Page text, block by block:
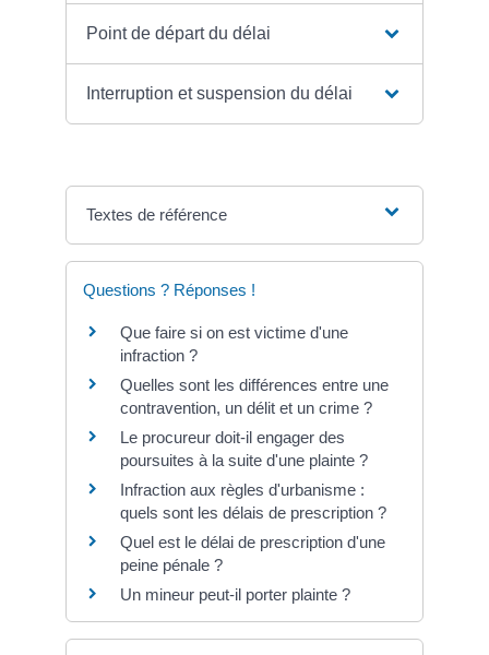
Point de départ du délai
Interruption et suspension du délai
Textes de référence
Questions ? Réponses !
Que faire si on est victime d'une
infraction ?
Quelles sont les différences entre une
contravention, un délit et un crime ?
Le procureur doit-il engager des
poursuites à la suite d'une plainte ?
Infraction aux règles d'urbanisme :
quels sont les délais de prescription ?
Quel est le délai de prescription d'une
peine pénale ?
Un mineur peut-il porter plainte ?